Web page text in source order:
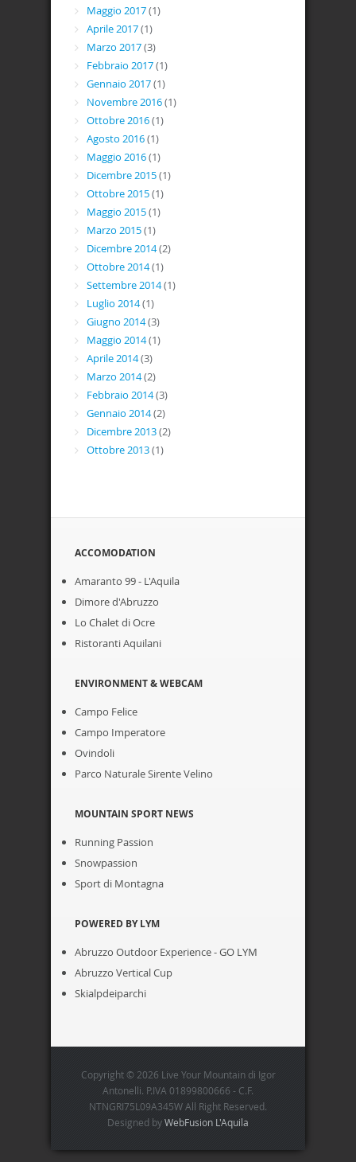
Maggio 2017(1)
Aprile 2017(1)
Marzo 2017(3)
Febbraio 2017(1)
Gennaio 2017(1)
Novembre 2016(1)
Ottobre 2016(1)
Agosto 2016(1)
Maggio 2016(1)
Dicembre 2015(1)
Ottobre 2015(1)
Maggio 2015(1)
Marzo 2015(1)
Dicembre 2014(2)
Ottobre 2014(1)
Settembre 2014(1)
Luglio 2014(1)
Giugno 2014(3)
Maggio 2014(1)
Aprile 2014(3)
Marzo 2014(2)
Febbraio 2014(3)
Gennaio 2014(2)
Dicembre 2013(2)
Ottobre 2013(1)
ACCOMODATION
Amaranto 99 - L'Aquila
Dimore d'Abruzzo
Lo Chalet di Ocre
Ristoranti Aquilani
ENVIRONMENT & WEBCAM
Campo Felice
Campo Imperatore
Ovindoli
Parco Naturale Sirente Velino
MOUNTAIN SPORT NEWS
Running Passion
Snowpassion
Sport di Montagna
POWERED BY LYM
Abruzzo Outdoor Experience - GO LYM
Abruzzo Vertical Cup
Skialpdeiparchi
Copyright © 2026 Live Your Mountain di Igor
Antonelli. P.IVA 01899800666 - C.F.
NTNGRI75L09A345W All Right Reserved.
Designed byWebFusion L'Aquila